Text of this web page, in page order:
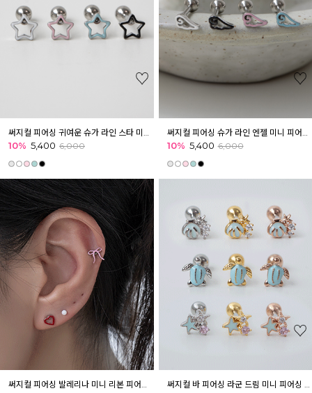
10% 5,400 6,000 10% 5,400 6,000
써지컬 피어싱 발레리나 미니 리본 피어싱 귓볼 아웃컨츠 귓바퀴 귀여운피어싱 써지컬 바 피어싱 라군 드림 미니 피어싱 귓볼 귓바퀴 아웃컨츠 마린